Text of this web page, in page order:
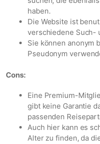
haben.
Die Website ist
verschiedene Such-
Sie können anonym
Pseudonym
Cons:
Eine Premium-
gibt keine Garantie
passenden
Auch hier kann es
Alter zu finden, da